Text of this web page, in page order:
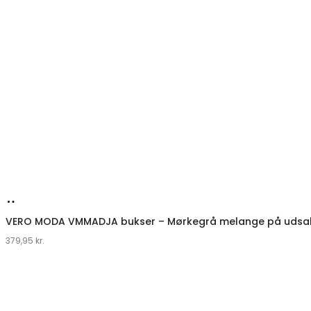
hos
Klædeskabet.dk
VERO MODA VMMADJA bukser – Mørkegrå melange på
379,95 kr.